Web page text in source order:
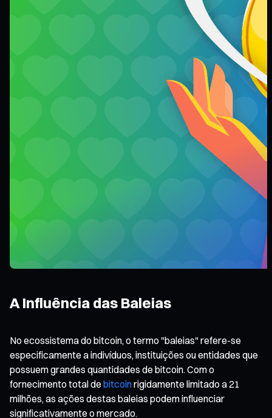
A Influência das Baleias
No ecossistema do bitcoin, o termo "baleias" refere-se
especificamente a indivíduos, instituições ou entidades que
possuem grandes quantidades de bitcoin. Com o
fornecimento total de bitcoinrigidamente limitado a 21
milhões, as ações destas baleias podem influenciar
significativamente o mercado.